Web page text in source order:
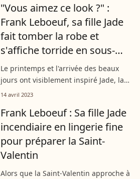
Leboeuf en a encore fait la
démonstration...
"Vous aimez ce look ?" :
Frank Leboeuf, sa fille Jade
fait tomber la robe et
s'affiche torride en sous-
vêtements
Le printemps et l'arrivée des beaux
jours ont visiblement inspiré Jade, la
fille de Frank Leboeuf. Très suivie sur
pas hésité à s'afficher en...
14 avril 2023
Frank Leboeuf : Sa fille Jade
incendiaire en lingerie fine
pour préparer la Saint-
Valentin
Alors que la Saint-Valentin approche à